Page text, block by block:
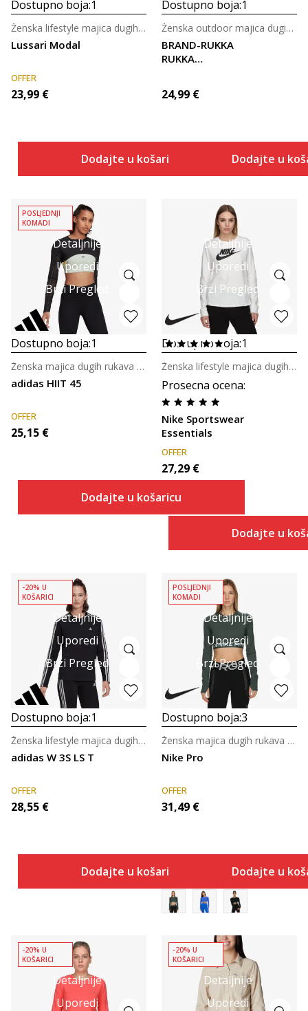
Dostupno boja:1
Lussari Modal
Ženska lifestyle majica dugih rukava
OFFER
23,99 €
Dodajte u košaricu
Dostupno boja:1
BRAND-RUKKA
RUKKA
Ženska outdoor majica dugih rukava
24,99 €
Dodajte u
Detaljnije
Uporedi
Brzi Pregled
POSLJEDNJI
KOMADI
Dostupno boja:1
adidas HIIT 45
Ženska majica dugih rukava za trening
OFFER
25,15 €
Dodajte u košaricu
Detaljnije
Uporedi
Brzi Pregled
Dostupno boja:1
Prosecna ocena:
Nike Sportswear
Essentials
Ženska lifestyle majica dugih rukava
OFFER
27,29 €
Dodajte u
Detaljnije
Uporedi
Brzi Pregled
-20% U
KOŠARICI
Dostupno boja:1
adidas W 3S LS T
Ženska lifestyle majica dugih rukava
OFFER
28,55 €
Dodajte u košaricu
Detaljnije
Uporedi
Brzi Pregled
POSLJEDNJI
KOMADI
Dostupno boja:3
Nike Pro
Ženska majica dugih rukava za trening
OFFER
31,49 €
Dodajte u
Detaljnije
Uporedi
-20% U
KOŠARICI
Detaljnije
Uporedi
-20% U
KOŠARICI